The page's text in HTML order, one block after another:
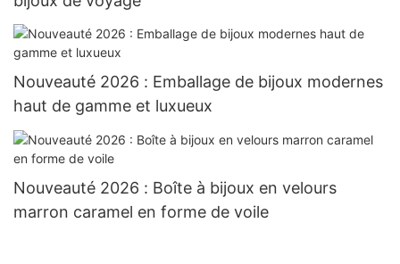
Nouveauté 2026 : Emballage de bijoux modernes
haut de gamme et luxueux
Nouveauté 2026 : Boîte à bijoux en velours
marron caramel en forme de voile